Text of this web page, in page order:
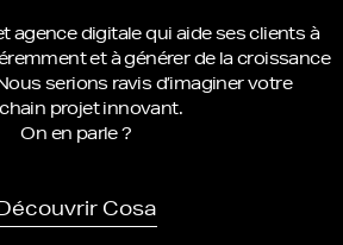
agence digitale qui aide ses clients à
et à générer de la croissance
serions ravis d’imaginer votre
projet innovant.
On en parle ?
Cosa